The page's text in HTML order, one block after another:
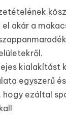
akár a
kialakítást
egyszerű
hogy ezáltal